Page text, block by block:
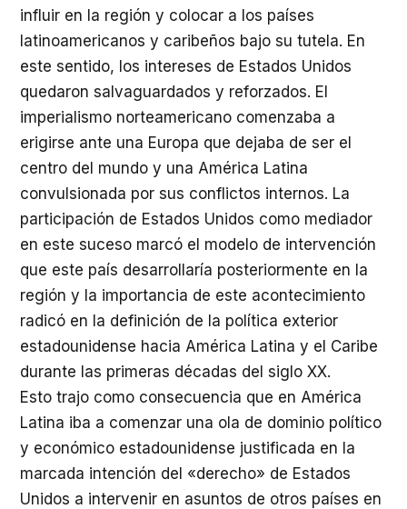
influir en la región y colocar a los países
latinoamericanos y caribeños bajo su tutela. En
este sentido, los intereses de Estados Unidos
quedaron salvaguardados y reforzados. El
imperialismo norteamericano comenzaba a
erigirse ante una Europa que dejaba de ser el
centro del mundo y una América Latina
convulsionada por sus conflictos internos. La
participación de Estados Unidos como mediador
en este suceso marcó el modelo de intervención
que este país desarrollaría posteriormente en la
región y la importancia de este acontecimiento
radicó en la definición de la política exterior
estadounidense hacia América Latina y el Caribe
durante las primeras décadas del siglo XX.
Esto trajo como consecuencia que en América
Latina iba a comenzar una ola de dominio político
y económico estadounidense justificada en la
marcada intención del «derecho» de Estados
Unidos a intervenir en asuntos de otros países en